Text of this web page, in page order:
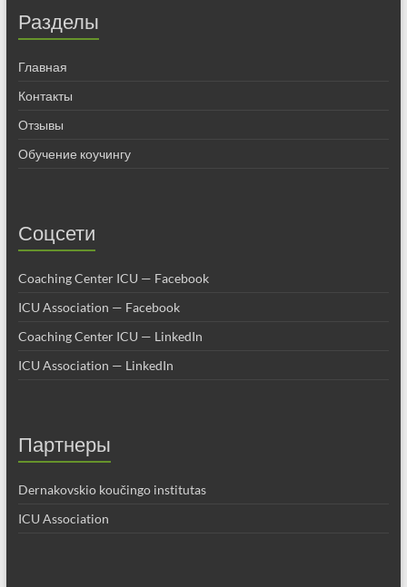
Разделы
Главная
Контакты
Отзывы
Обучение коучингу
Соцсети
Coaching Center ICU — Facebook
ICU Association — Facebook
Coaching Center ICU — LinkedIn
ICU Association — LinkedIn
Партнеры
Dernakovskio koučingo institutas
ICU Association